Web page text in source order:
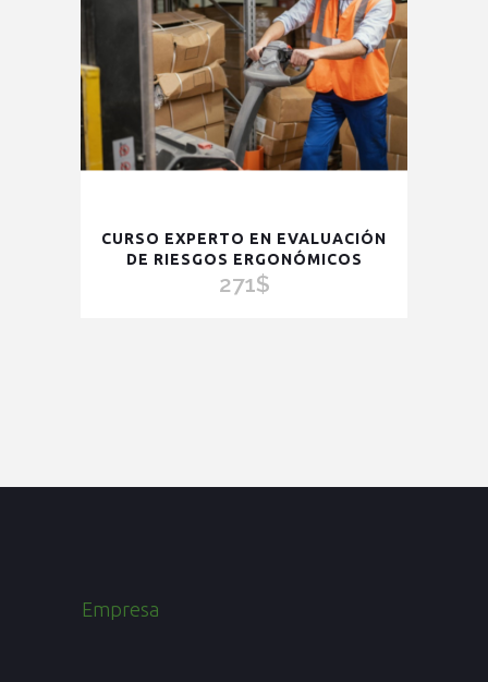
CURSO EXPERTO EN EVALUACIÓN
DE RIESGOS ERGONÓMICOS
271$
Empresa